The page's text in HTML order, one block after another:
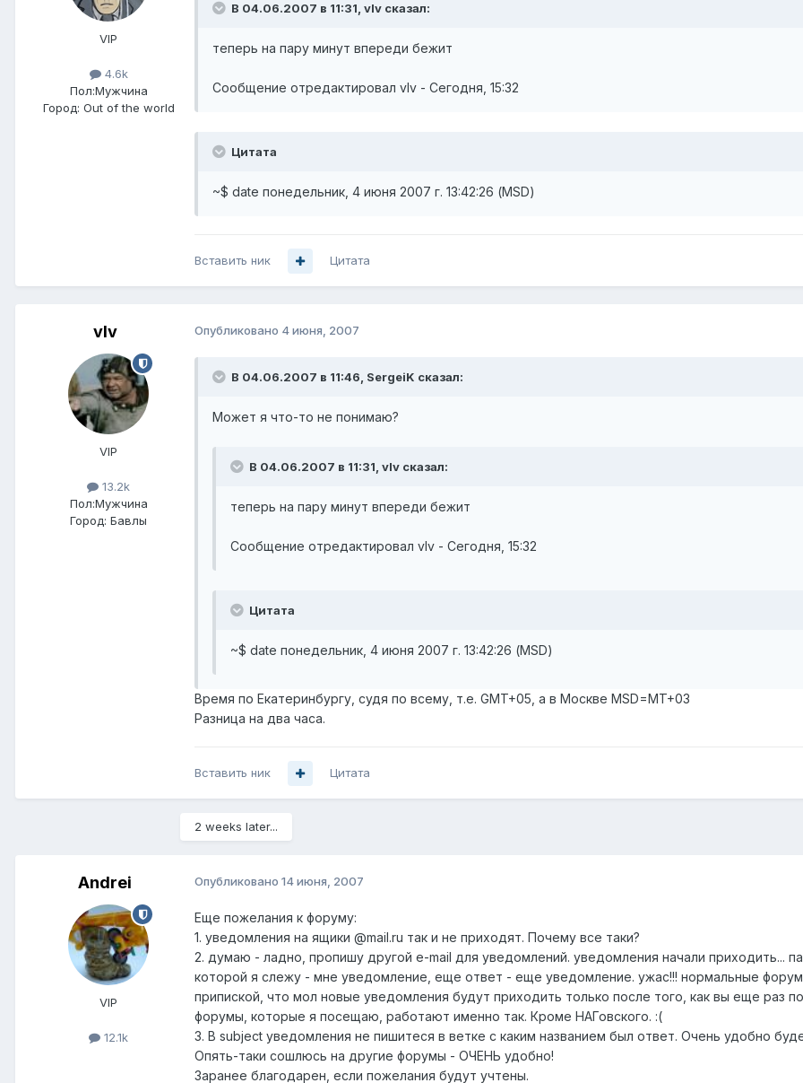
VIP
4.6k
Пол:Мужчина
Город: Out of the world
В 04.06.2007 в 11:31, vIv сказал:
теперь на пару минут впереди бежит
Сообщение отредактировал vIv - Сегодня, 15:32
Цитата
~$ date понедельник, 4 июня 2007 г. 13:42:26 (MSD)
Вставить ник Цитата
vIv
VIP
13.2k
Пол:Мужчина
Город: Бавлы
Опубликовано 4 июня, 2007
В 04.06.2007 в 11:46, SergeiK сказал:
Может я что-то не понимаю?
В 04.06.2007 в 11:31, vIv сказал:
теперь на пару минут впереди бежит
Сообщение отредактировал vIv - Сегодня, 15:32
Цитата
~$ date понедельник, 4 июня 2007 г. 13:42:26 (MSD)
Время по Екатеринбургу, судя по всему, т.е. GMT+05, а в Москве MSD=MT+03
Разница на два часа.
Вставить ник Цитата
2 weeks later...
Andrei
VIP
12.1k
Опубликовано 14 июня, 2007
Еще пожелания к форуму:
1. уведомления на ящики @mail.ru так и не приходят. Почему все таки?
2. думаю - ладно, пропишу другой e-mail для уведомлений. уведомления начали приходить...
которой я слежу - мне уведомление, еще ответ - еще уведомление. ужас!!! нормальные
припиской, что мол новые уведомления будут приходить только после того, как вы еще раз
форумы, которые я посещаю, работают именно так. Кроме НАГовского. :(
3. В subject уведомления не пишитеся в ветке с каким названием был ответ. Очень удобно
Опять-таки сошлюсь на другие форумы - ОЧЕНЬ удобно!
Заранее благодарен, если пожелания будут учтены.